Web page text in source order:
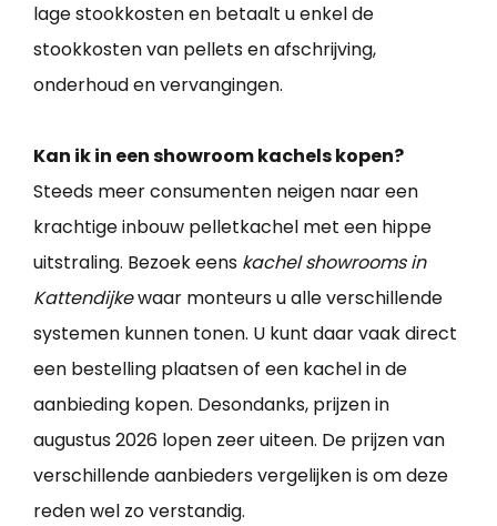
lage stookkosten en betaalt u enkel de
stookkosten van pellets en afschrijving,
onderhoud en vervangingen.
Kan ik in een showroom kachels kopen?
Steeds meer consumenten neigen naar een
krachtige inbouw pelletkachel met een hippe
uitstraling. Bezoek eens kachel showrooms in
Kattendijkewaar monteurs u alle verschillende
systemen kunnen tonen. U kunt daar vaak direct
een bestelling plaatsen of een kachel in de
aanbieding kopen. Desondanks, prijzen in
augustus 2026 lopen zeer uiteen. De prijzen van
verschillende aanbieders vergelijken is om deze
reden wel zo verstandig.